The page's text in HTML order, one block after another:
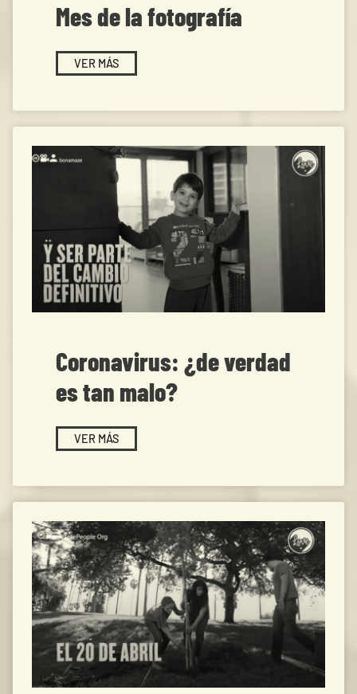
Mes de la fotografía
VER MÁS
Coronavirus: ¿de verdad
es tan malo?
VER MÁS